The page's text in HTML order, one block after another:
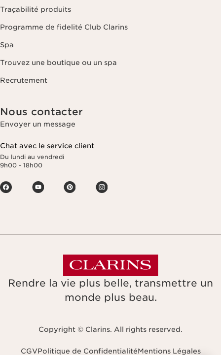
Traçabilité produits
Programme de fidelité Club Clarins
Spa
Trouvez une boutique ou un spa
Recrutement
Nous contacter
Envoyer un message
Chat avec le service client
Du lundi au vendredi
9h00 - 18h00
Rendre la vie plus belle, transmettre un
monde plus beau.
Copyright © Clarins. All rights reserved.
CGVPolitique de ConfidentialitéMentions Légales